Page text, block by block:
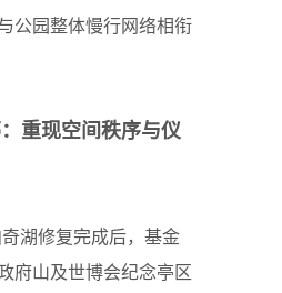
公园整体慢行网络相衔
重现空间秩序与仪
湖修复完成后，基金
府山及世博会纪念亭区